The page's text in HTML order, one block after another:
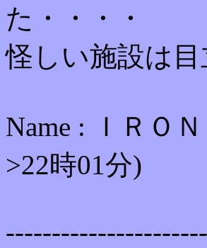
た・・・・
怪しい施設は
Name : ＩＲＯ
>22時01分)